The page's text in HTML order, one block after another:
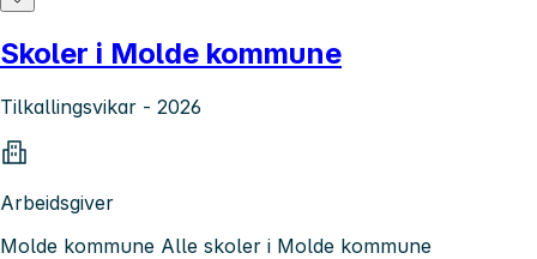
Skoler i Molde kommune
Tilkallingsvikar - 2026
Arbeidsgiver
Molde kommune Alle skoler i Molde kommune